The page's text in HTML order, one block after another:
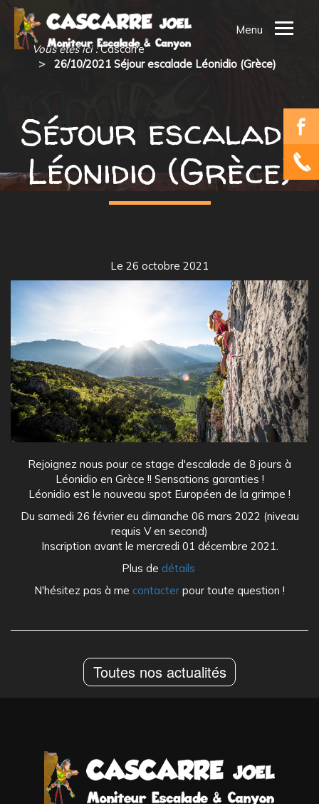
Ouvrir
ACCUEIL
MES ACTIVITES
SEJOURS PROPOSES
Vous êtes ici :Cascarre
26/10/2021 Séjour escalade Léonidio (Grèce)
Séjour escalade
Léonidio (Grèce)
Le 26 octobre 2021
Rejoignez nous pour ce stage d'escalade de 8 jours à
Léonidio en Grèce !! Sensations garanties !
Léonidio est le nouveau spot Européen de la grimpe !
Du samedi 26 février eu dimanche 06 mars 2022 (niveau
requis V en second)
Inscription avant le mercredi 01 décembre 2021.
Plus de détails
N'hésitez pas à me contacter pour toute question !
Toutes nos actualités